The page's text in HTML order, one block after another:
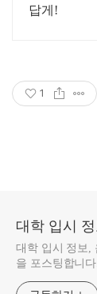
답게!
1
대학 입시
대학 입시 정보,
을 포스팅합니